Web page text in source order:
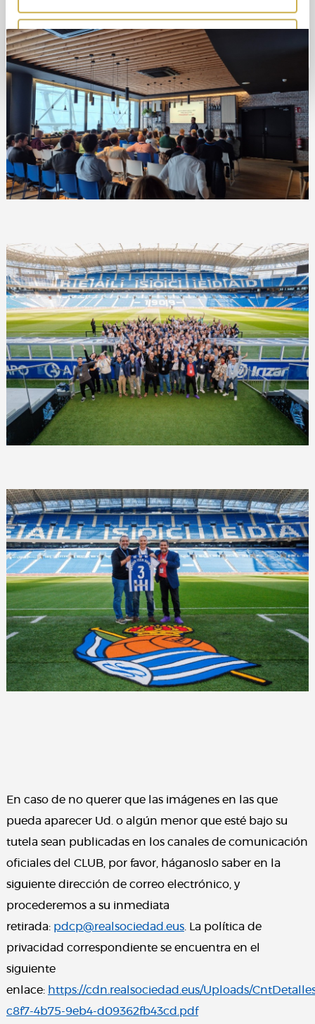
Deny
En caso de no querer que las imágenes en las que
pueda aparecer Ud. o algún menor que esté bajo su
tutela sean publicadas en los canales de comunicación
oficiales del CLUB, por favor, háganoslo saber en la
siguiente dirección de correo electrónico, y
procederemos a su inmediata
retirada: pdcp@realsociedad.eus. La política de
privacidad correspondiente se encuentra en el
siguiente
enlace: https://cdn.realsociedad.eus/Uploads/
c8f7-4b75-9eb4-d09362fb43cd.pdf